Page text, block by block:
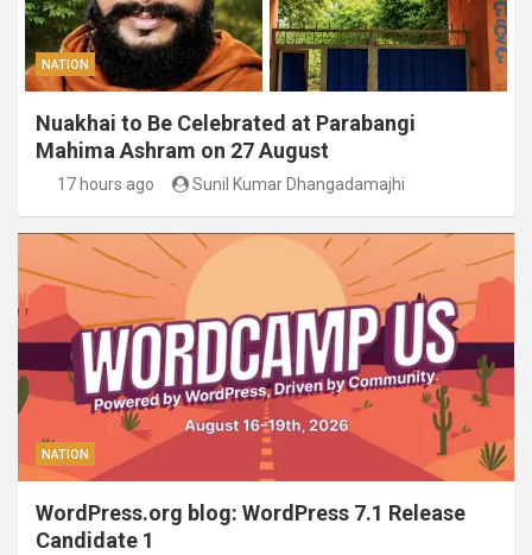
NATION
Nuakhai to Be Celebrated at Parabangi
Mahima Ashram on 27 August
17 hours ago Sunil Kumar Dhangadamajhi
NATION
WordPress.org blog: WordPress 7.1 Release
Candidate 1